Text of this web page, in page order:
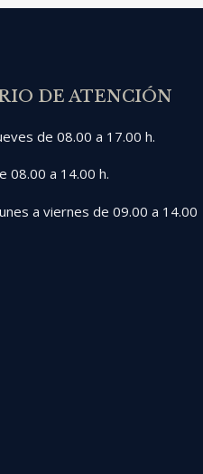
DE ATENCIÓN
de 08.00 a 17.00 h.
08.00 a 14.00 h.
a viernes de 09.00 a 14.00